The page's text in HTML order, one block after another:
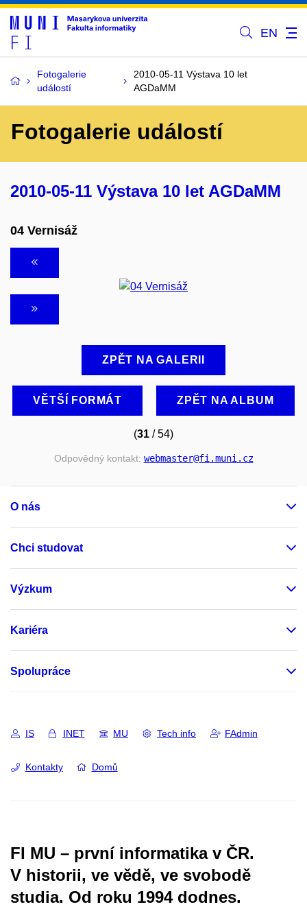
EN
Fotogalerie
událostí
2010-05-11 Výstava 10 let
AGDaMM
Fotogalerie událostí
2010-05-11 Výstava 10 let AGDaMM
04 Vernisáž
ZPĚT NA GALERII
VĚTŠÍ FORMÁT ZPĚT NA ALBUM
(31 / 54)
Odpovědný kontakt: webmaster@fi.muni.cz
O nás
Chci studovat
Výzkum
Kariéra
Spolupráce
IS INET MU Tech info FAdmin
Kontakty Domů
FI MU – první informatika v ČR.
V historii, ve vědě, ve svobodě
studia. Od roku 1994 dodnes.